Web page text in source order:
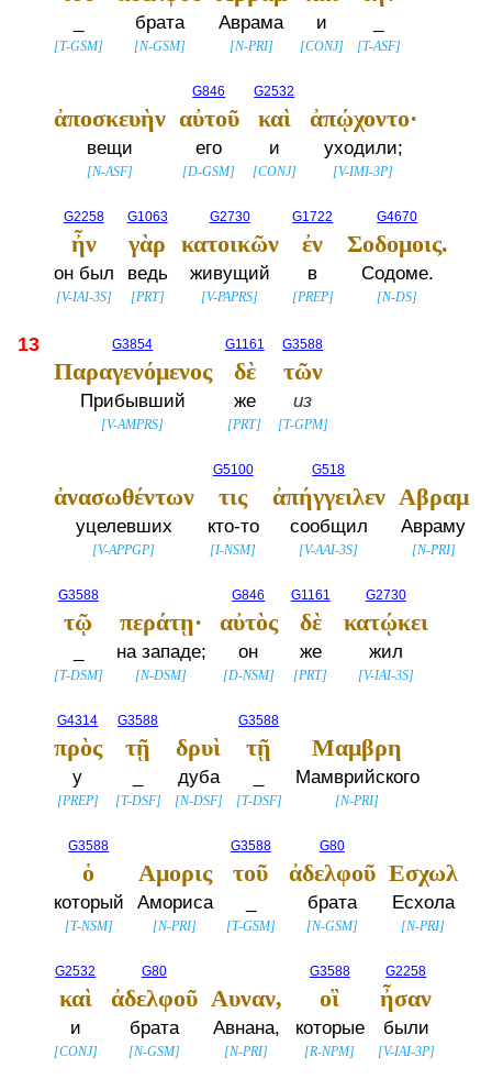
[T-GSM]
брата
[N-GSM]
Аврама
[N-PRI]
и
[CONJ] [T-ASF]
ἀποσκευὴν
вещи
[N-ASF]
G846
αὐτοῦ
его
[D-GSM]
G2532
καὶ
и
[CONJ]
ἀπῴχοντο·
уходили;
[V-IMI-3P]
G2258
ἦν
он был
[V-IAI-3S]
G1063
γὰρ
ведь
[PRT]
G2730
κατοικῶν
живущий
[V-PAPRS]
G1722
ἐν
в
[PREP]
G4670
Σοδομοις.
Содоме.
[N-DS]
13 G3854
Παραγενόμενος
Прибывший
[V-AMPRS]
G1161
δὲ
же
[PRT]
G3588
τῶν
из
[T-GPM]
ἀνασωθέντων
уцелевших
[V-APPGP]
G5100
τις
кто-то
[I-NSM]
G518
ἀπήγγειλεν
сообщил
[V-AAI-3S]
Αβραμ
Авраму
[N-PRI]
G3588
τῷ
[T-DSM]
περάτῃ·
на западе;
[N-DSM]
G846
αὐτὸς
он
[D-NSM]
G1161
δὲ
же
[PRT]
G2730
κατῴκει
жил
[V-IAI-3S]
G4314
πρὸς
у
[PREP]
G3588
τῇ
[T-DSF]
δρυὶ
дуба
[N-DSF]
G3588
τῇ
[T-DSF]
Μαμβρη
Мамврийского
[N-PRI]
G3588
ὁ
который
[T-NSM]
Αμορις
Амориса
[N-PRI]
G3588
τοῦ
[T-GSM]
G80
ἀδελφοῦ
брата
[N-GSM]
Εσχωλ
Есхола
[N-PRI]
G2532
καὶ
и
[CONJ]
G80
ἀδελφοῦ
брата
[N-GSM]
Αυναν,
Авнана,
[N-PRI]
G3588
οἳ
которые
[R-NPM]
G2258
ἦσαν
были
[V-IAI-3P]